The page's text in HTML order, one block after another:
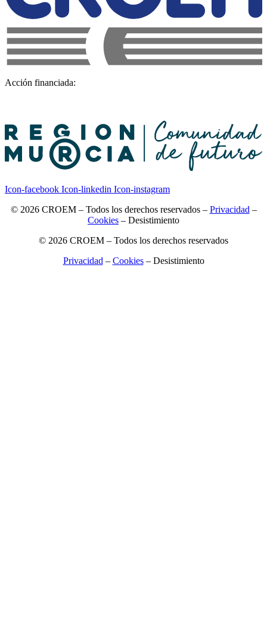
Acción financiada:
Icon-facebook Icon-linkedin Icon-instagram
© 2026 CROEM – Todos los derechos reservados – Privacidad –
Cookies – Desistimiento
© 2026 CROEM – Todos los derechos reservados
Privacidad – Cookies– Desistimiento